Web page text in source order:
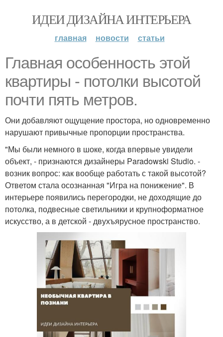
ИДЕИ ДИЗАЙНА ИНТЕРЬЕРА
главная новости статьи
Главная особенность этой
квартиры - потолки высотой
почти пять метров.
Они добавляют ощущение простора, но одновременно
нарушают привычные пропорции пространства.
"Мы были немного в шоке, когда впервые увидели
объект, - признаются дизайнеры Paradowski Studio. -
возник вопрос: как вообще работать с такой высотой?
Ответом стала осознанная "Игра на понижение". В
интерьере появились перегородки, не доходящие до
потолка, подвесные светильники и крупноформатное
искусство, а в детской - двухъярусное пространство.